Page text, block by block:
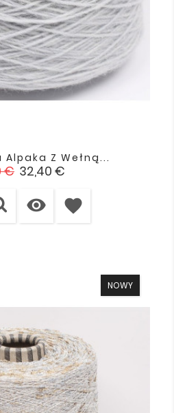
Z Wełną...
€ Cena
32,40 €
 favorite
NOWY